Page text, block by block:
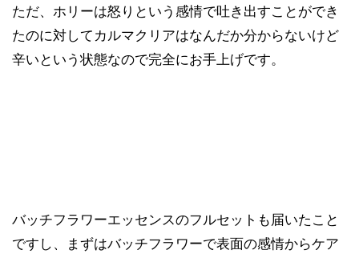
ただ、ホリーは怒りという感情で吐き出すことができ
たのに対してカルマクリアはなんだか分からないけど
辛いという状態なので完全にお手上げです。
バッチフラワーエッセンスのフルセットも届いたこと
ですし、まずはバッチフラワーで表面の感情からケア